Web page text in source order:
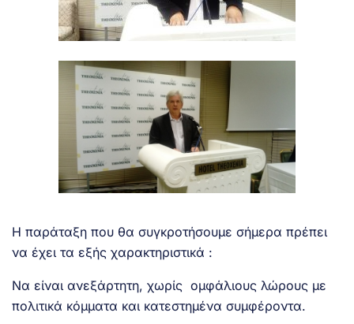
Η παράταξη που θα συγκροτήσουμε σήμερα πρέπει
να έχει τα εξής χαρακτηριστικά :
Να είναι ανεξάρτητη, χωρίς ομφάλιους λώρους με
πολιτικά κόμματα και κατεστημένα συμφέροντα.